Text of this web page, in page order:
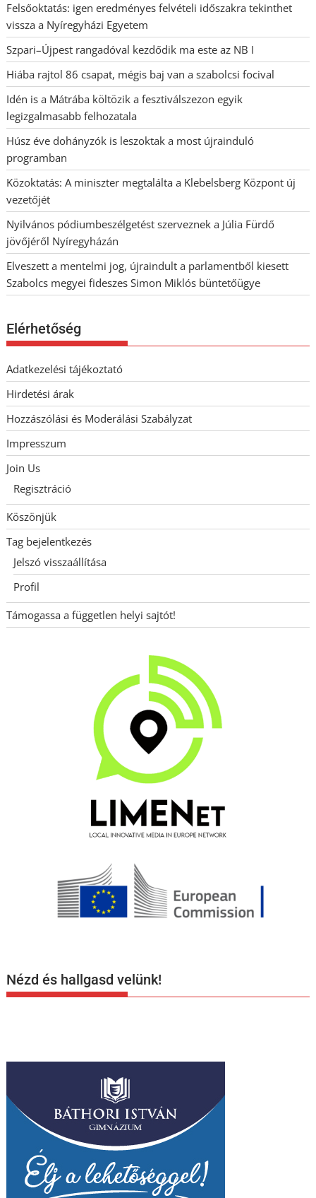
Felsőoktatás: igen eredményes felvételi időszakra tekinthet
vissza a Nyíregyházi Egyetem
Szpari–Újpest rangadóval kezdődik ma este az NB I
Hiába rajtol 86 csapat, mégis baj van a szabolcsi focival
Idén is a Mátrába költözik a fesztiválszezon egyik
legizgalmasabb felhozatala
Húsz éve dohányzók is leszoktak a most újrainduló
programban
Közoktatás: A miniszter megtalálta a Klebelsberg Központ új
vezetőjét
Nyilvános pódiumbeszélgetést szerveznek a Júlia Fürdő
jövőjéről Nyíregyházán
Elveszett a mentelmi jog, újraindult a parlamentből kiesett
Szabolcs megyei fideszes Simon Miklós büntetőügye
Elérhetőség
Adatkezelési tájékoztató
Hirdetési árak
Hozzászólási és Moderálási Szabályzat
Impresszum
Join Us
Regisztráció
Köszönjük
Tag bejelentkezés
Jelszó visszaállítása
Profil
Támogassa a független helyi sajtót!
Nézd és hallgasd velünk!